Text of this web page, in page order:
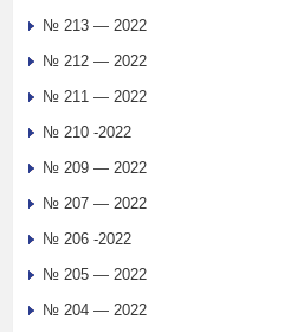
№ 213 — 2022
№ 212 — 2022
№ 211 — 2022
№ 210 -2022
№ 209 — 2022
№ 207 — 2022
№ 206 -2022
№ 205 — 2022
№ 204 — 2022